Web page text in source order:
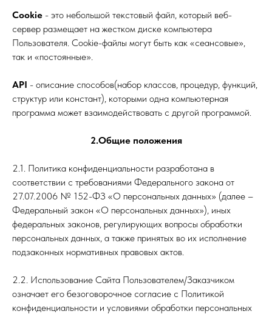
Cookie - это небольшой текстовый файл, который веб-
сервер размещает на жестком диске компьютера
Пользователя. Сookie-файлы могут быть как «сеансовые»,
так и «постоянные».
API - описание способов(набор классов, процедур, функций,
структур или констант), которыми одна компьютерная
программа может взаимодействовать с другой программой.
2.Общие положения
2.1. Политика конфиденциальности разработана в
соответствии с требованиями Федерального закона от
27.07.2006 № 152-ФЗ «О персональных данных» (далее –
Федеральный закон «О персональных данных»), иных
федеральных законов, регулирующих вопросы обработки
персональных данных, а также принятых во их исполнение
подзаконных нормативных правовых актов.
2.2. Использование Сайта Пользователем/Заказчиком
означает его безоговорочное согласие с Политикой
конфиденциальности и условиями обработки персональных